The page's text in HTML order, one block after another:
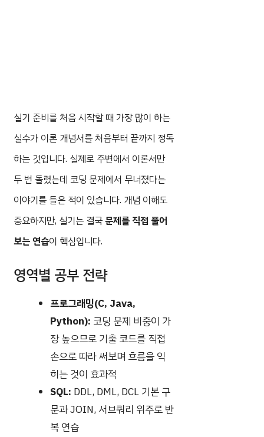
실기 준비를 처음 시작할 때 가장 많이 하는
실수가 이론 개념서를 처음부터 끝까지 정독
하는 것입니다. 실제로 주변에서 이론서만
두 번 돌렸는데 코딩 문제에서 무너졌다는
이야기를 들은 적이 있습니다. 개념 이해도
중요하지만, 실기는 결국문제를 직접 풀어
보는 연습이 핵심입니다.
영역별 공부 전략
프로그래밍(C, Java,
Python): 코딩 문제 비중이 가
장 높으므로 기출 코드를 직접
손으로 따라 써보며 흐름을 익
히는 것이 효과적
SQL: DDL, DML, DCL 기본 구
문과 JOIN, 서브쿼리 위주로 반
복 연습